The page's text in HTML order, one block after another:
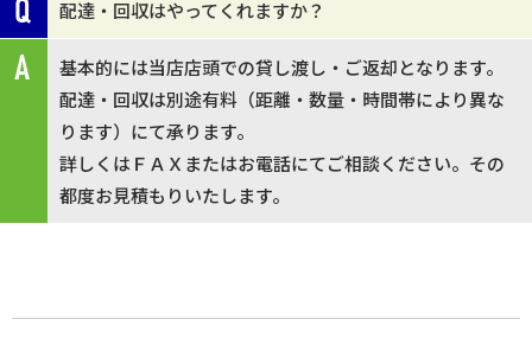
配達・回収はやってくれますか？
基本的には当店店頭での貸し渡し・ご返却となります。
配達・回収は別途有料（距離・数量・時間帯により異な
ります）にて承ります。
詳しくはＦＡＸまたはお電話にてご相談ください。その
都度お見積もりいたします。